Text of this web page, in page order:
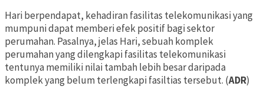
Hari berpendapat, kehadiran fasilitas telekomunikasi yang
mumpuni dapat memberi efek positif bagi sektor
perumahan. Pasalnya, jelas Hari, sebuah komplek
perumahan yang dilengkapi fasilitas telekomunikasi
tentunya memiliki nilai tambah lebih besar daripada
komplek yang belum terlengkapi fasiltias tersebut. (ADR)